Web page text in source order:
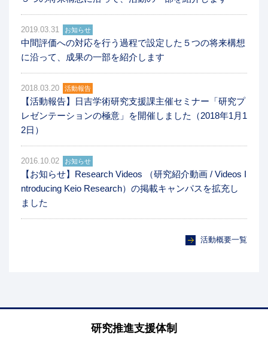
2019.03.31 お知らせ
中間評価への対応を行う過程で設定した５つの将来構想
に沿って、成果の一部を紹介します
2018.03.20 活動報告
【活動報告】日吉学術研究支援課主催セミナー「研究プ
レゼンテーションの極意」を開催しました（2018年1月1
2日）
2016.10.02 お知らせ
【お知らせ】Research Videos （研究紹介動画 / Videos I
ntroducing Keio Research）の掲載キャンパスを拡充し
ました
活動概要一覧
研究推進支援体制